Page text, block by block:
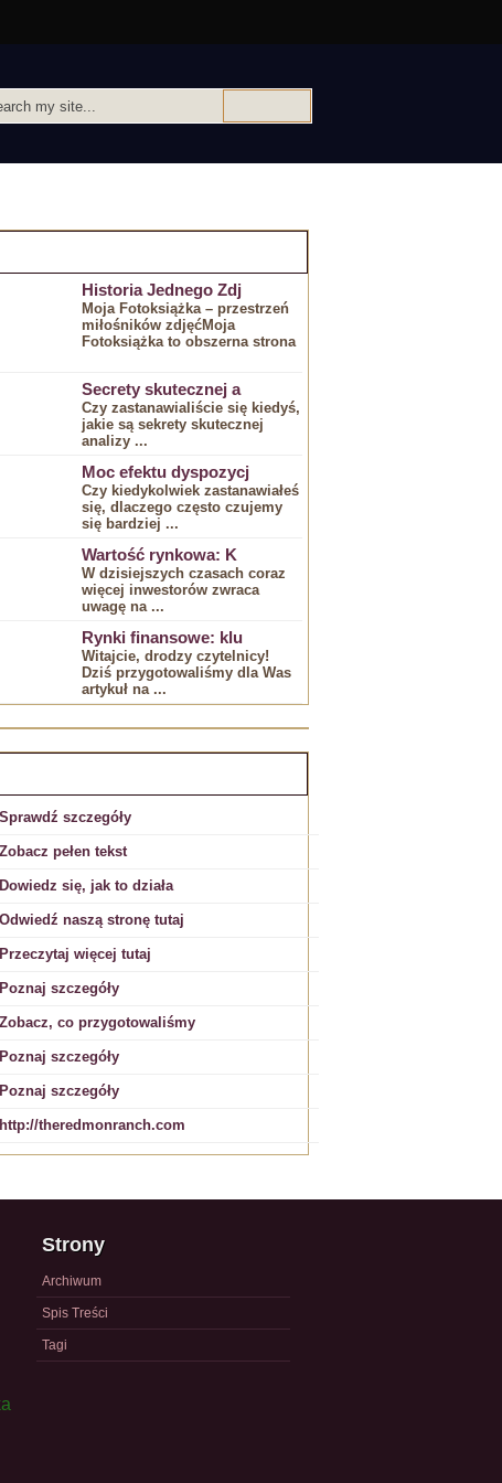
Historia Jednego Zdj
Moja Fotoksiążka – przestrzeń
miłośników zdjęćMoja
Fotoksiążka to obszerna strona
Secrety skutecznej a
Czy zastanawialiście się kiedyś,
jakie są sekrety ⁣skutecznej
analizy ...
Moc efektu dyspozycj
Czy kiedykolwiek ​zastanawiałeś
się, dlaczego‍ często czujemy
się bardziej ...
Wartość rynkowa: K
W dzisiejszych czasach coraz
więcej ‍inwestorów zwraca
⁣uwagę na ...
Rynki finansowe: klu
Witajcie, drodzy ⁤czytelnicy!
Dziś przygotowaliśmy dla Was
artykuł na ...
Sprawdź szczegóły
Zobacz pełen tekst
Dowiedz się, jak to działa
Odwiedź naszą stronę tutaj
Przeczytaj więcej tutaj
Poznaj szczegóły
Zobacz, co przygotowaliśmy
Poznaj szczegóły
Poznaj szczegóły
http://theredmonranch.com
Strony
Archiwum
Spis Treści
Tagi